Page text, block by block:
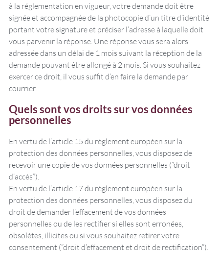
à la réglementation en vigueur, votre demande doit être
signée et accompagnée de la photocopie d’un titre d’identité
portant votre signature et préciser l’adresse à laquelle doit
vous parvenir la réponse. Une réponse vous sera alors
adressée dans un délai de 1 mois suivant la réception de la
demande pouvant être allongé à 2 mois. Si vous souhaitez
exercer ce droit, il vous suffit d’en faire la demande par
courrier.
Quels sont vos droits sur vos données
personnelles
En vertu de l’article 15 du règlement européen sur la
protection des données personnelles, vous disposez de
recevoir une copie de vos données personnelles (“droit
d’accès”).
En vertu de l’article 17 du règlement européen sur la
protection des données personnelles, vous disposez du
droit de demander l’effacement de vos données
personnelles ou de les rectifier si elles sont erronées,
obsolètes, illicites ou si vous souhaitez retirer votre
consentement (“droit d’effacement et droit de rectification”).